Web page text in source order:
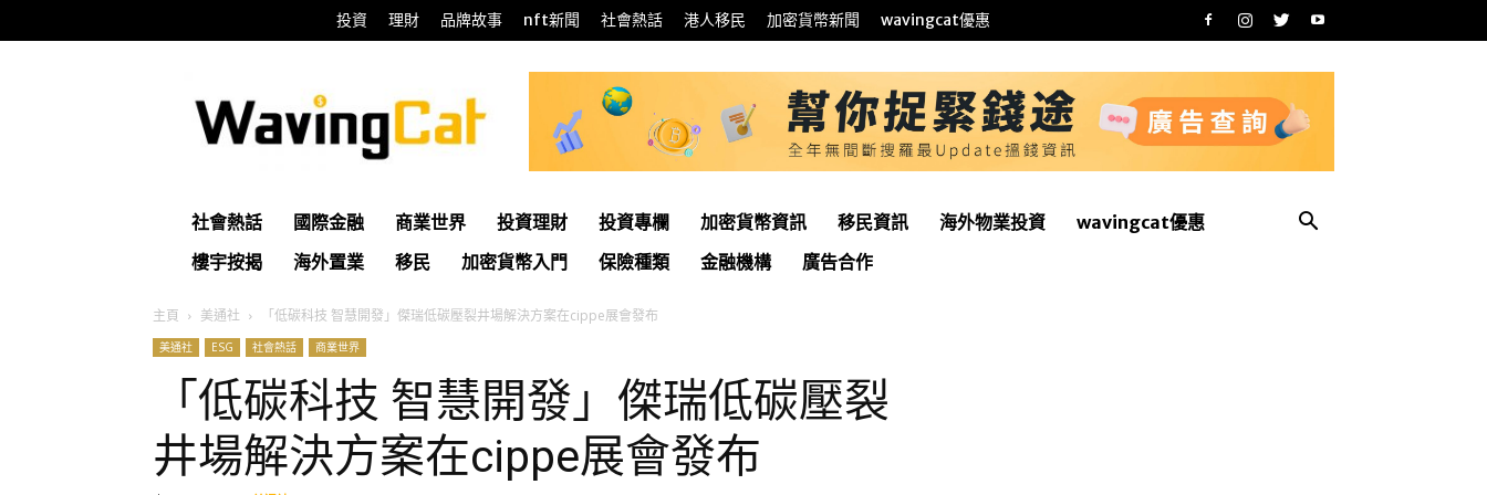
投資 理財 品牌故事 nft新聞 社會熱話 港人移民 加密貨幣新聞 wavingcat優惠
招
財
貓
社會熱話 國際金融 商業世界 投資理財 投資專欄 加密貨幣資訊 移民資訊 海外物業投資
wavingcat優惠
樓宇按揭
海外置業 移民 加密貨幣入門 保險種類 金融機構 廣告合作
主頁 美通社 「低碳科技 智慧開發」傑瑞低碳壓裂井場解決方案在cippe展會發布
美通社 ESG 社會熱話 商業世界
「低碳科技 智慧開發」傑瑞低碳壓裂
井場解決方案在cippe展會發布